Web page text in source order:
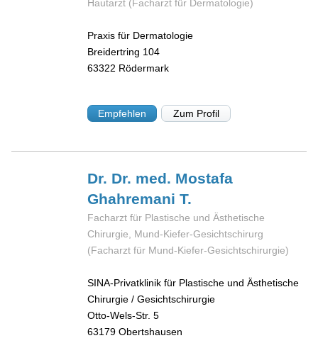
Hautarzt (Facharzt für Dermatologie)
Praxis für Dermatologie
Breidertring 104
63322 Rödermark
Empfehlen Zum Profil
Dr. Dr. med. Mostafa
Ghahremani T.
Facharzt für Plastische und Ästhetische
Chirurgie, Mund-Kiefer-Gesichtschirurg
(Facharzt für Mund-Kiefer-Gesichtschirurgie)
SINA-Privatklinik für Plastische und Ästhetische
Chirurgie / Gesichtschirurgie
Otto-Wels-Str. 5
63179 Obertshausen